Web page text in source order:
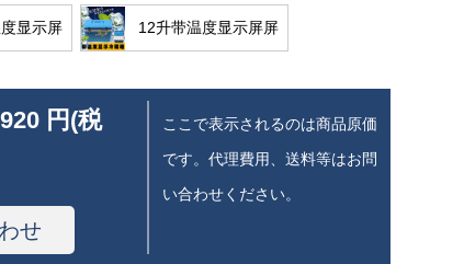
显示屏 12升带温度显示屏屏
円(税
せ
ここで表示されるのは商品原価
です。代理費用、送料等はお問
い合わせください。